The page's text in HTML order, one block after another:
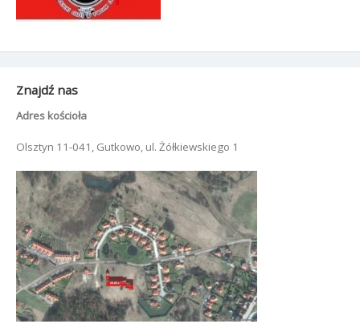
Znajdź nas
Adres kościoła
Olsztyn 11-041, Gutkowo, ul. Żółkiewskiego 1